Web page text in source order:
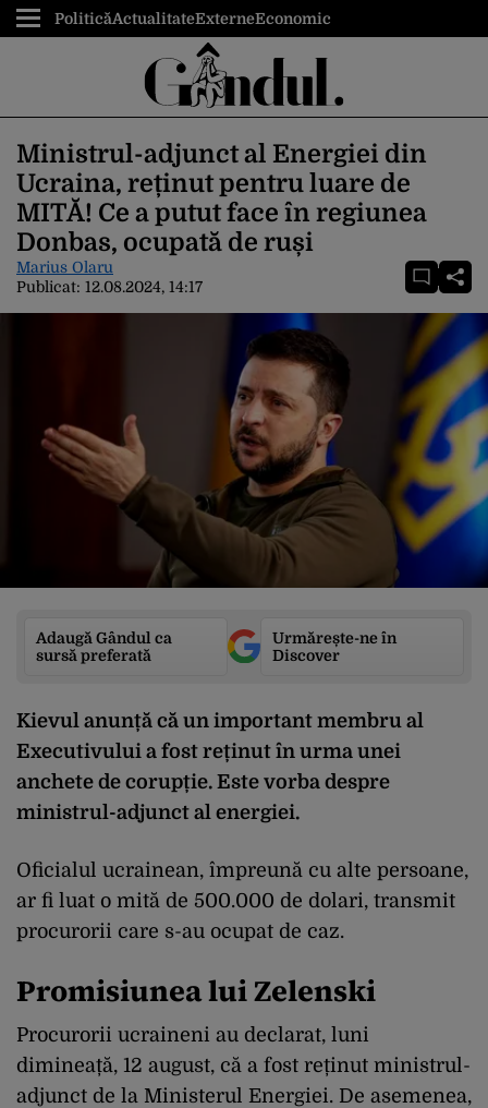
PoliticăActualitateExterneEconomic
Ministrul-adjunct al Energiei din
Ucraina, reținut pentru luare de
MITĂ! Ce a putut face în regiunea
Donbas, ocupată de ruși
Marius Olaru
Publicat: 12.08.2024, 14:17
Adaugă Gândul ca
sursă preferată
Urmărește-ne în
Discover
Kievul anunță că un important membru al
Executivului a fost reținut în urma unei
anchete de corupție. Este vorba despre
ministrul-adjunct al energiei.
Oficialul ucrainean, împreună cu alte persoane,
ar fi luat o mită de 500.000 de dolari, transmit
procurorii care s-au ocupat de caz.
Promisiunea lui Zelenski
Procurorii ucraineni au declarat, luni
dimineață, 12 august, că a fost reținut ministrul-
adjunct de la Ministerul Energiei. De asemenea,